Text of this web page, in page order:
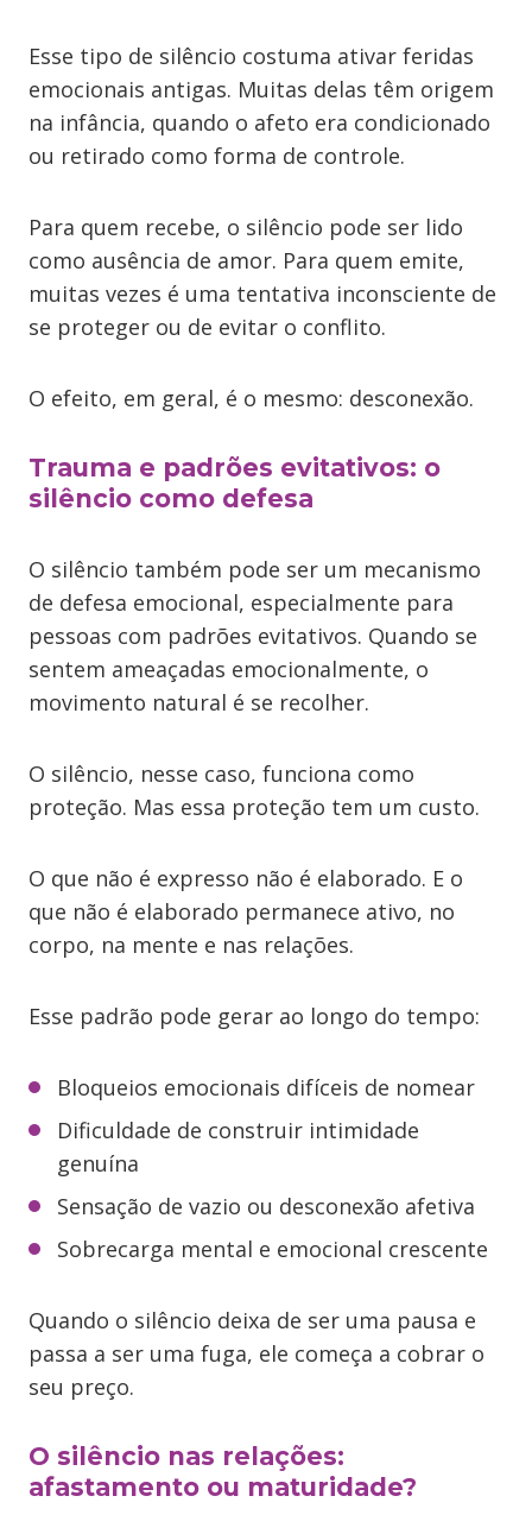
Esse tipo de silêncio costuma ativar feridas
emocionais antigas. Muitas delas têm origem
na infância, quando o afeto era condicionado
ou retirado como forma de controle.
Para quem recebe, o silêncio pode ser lido
como ausência de amor. Para quem emite,
muitas vezes é uma tentativa inconsciente de
se proteger ou de evitar o conflito.
O efeito, em geral, é o mesmo: desconexão.
Trauma e padrões evitativos: o
silêncio como defesa
O silêncio também pode ser um mecanismo
de defesa emocional, especialmente para
pessoas com padrões evitativos. Quando se
sentem ameaçadas emocionalmente, o
movimento natural é se recolher.
O silêncio, nesse caso, funciona como
proteção. Mas essa proteção tem um custo.
O que não é expresso não é elaborado. E o
que não é elaborado permanece ativo, no
corpo, na mente e nas relações.
Esse padrão pode gerar ao longo do tempo:
Bloqueios emocionais difíceis de nomear
Dificuldade de construir intimidade
genuína
Sensação de vazio ou desconexão afetiva
Sobrecarga mental e emocional crescente
Quando o silêncio deixa de ser uma pausa e
passa a ser uma fuga, ele começa a cobrar o
seu preço.
O silêncio nas relações:
afastamento ou maturidade?